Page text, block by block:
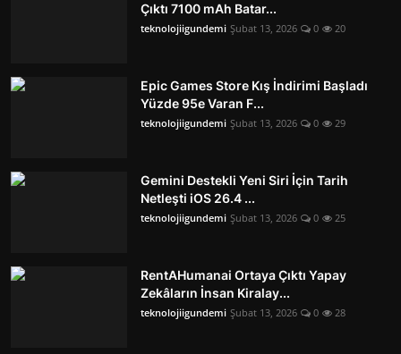
Çıktı 7100 mAh Batar...
teknolojiigundemi Şubat 13, 2026 0 20
Epic Games Store Kış İndirimi Başladı
Yüzde 95e Varan F...
teknolojiigundemi Şubat 13, 2026 0 29
Gemini Destekli Yeni Siri İçin Tarih
Netleşti iOS 26.4 ...
teknolojiigundemi Şubat 13, 2026 0 25
RentAHumanai Ortaya Çıktı Yapay
Zekâların İnsan Kiralay...
teknolojiigundemi Şubat 13, 2026 0 28